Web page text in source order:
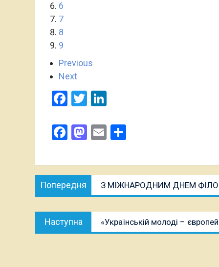
6
7
8
9
Previous
Next
Facebook
Twitter
Facebook
Mastodon
Email
Навігація
записів
Попередня
публікація:
З МІЖНАРОДНИМ ДНЕМ
Наступна
публікація:
«Українській молоді –